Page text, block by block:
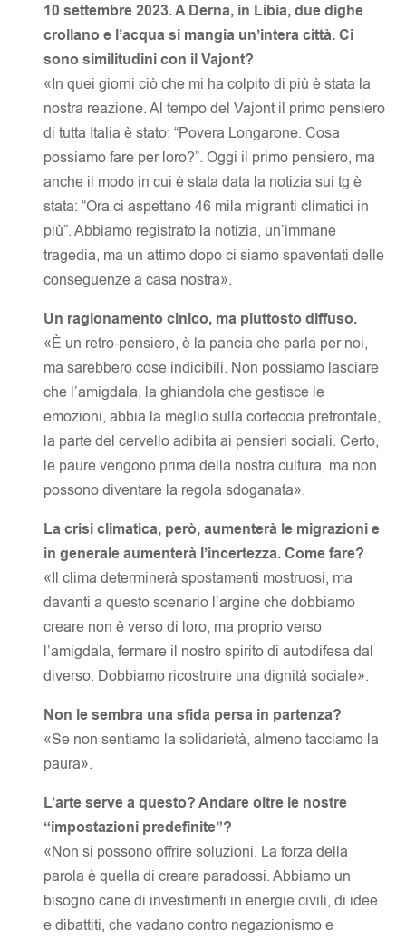
10 settembre 2023. A Derna, in Libia, due dighe
crollano e l’acqua si mangia un’intera città. Ci
sono similitudini con il Vajont?
«In quei giorni ciò che mi ha colpito di più è stata la
nostra reazione. Al tempo del Vajont il primo pensiero
di tutta Italia è stato: “Povera Longarone. Cosa
possiamo fare per loro?”. Oggi il primo pensiero, ma
anche il modo in cui è stata data la notizia sui tg è
stata: “Ora ci aspettano 46 mila migranti climatici in
più”. Abbiamo registrato la notizia, un’immane
tragedia, ma un attimo dopo ci siamo spaventati delle
conseguenze a casa nostra».
Un ragionamento cinico, ma piuttosto diffuso.
«È un retro-pensiero, è la pancia che parla per noi,
ma sarebbero cose indicibili. Non possiamo lasciare
che l’amigdala, la ghiandola che gestisce le
emozioni, abbia la meglio sulla corteccia prefrontale,
la parte del cervello adibita ai pensieri sociali. Certo,
le paure vengono prima della nostra cultura, ma non
possono diventare la regola sdoganata».
La crisi climatica, però, aumenterà le migrazioni e
in generale aumenterà l’incertezza. Come fare?
«Il clima determinerà spostamenti mostruosi, ma
davanti a questo scenario l’argine che dobbiamo
creare non è verso di loro, ma proprio verso
l’amigdala, fermare il nostro spirito di autodifesa dal
diverso. Dobbiamo ricostruire una dignità sociale».
Non le sembra una sfida persa in partenza?
«Se non sentiamo la solidarietà, almeno tacciamo la
paura».
L’arte serve a questo? Andare oltre le nostre
“impostazioni predefinite”?
«Non si possono offrire soluzioni. La forza della
parola è quella di creare paradossi. Abbiamo un
bisogno cane di investimenti in energie civili, di idee
e dibattiti, che vadano contro negazionismo e